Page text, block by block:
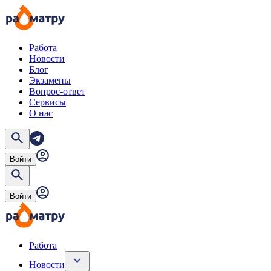
Работа
Новости
Блог
Экзамены
Вопрос-ответ
Сервисы
О нас
Войти
Войти
Работа
Новости